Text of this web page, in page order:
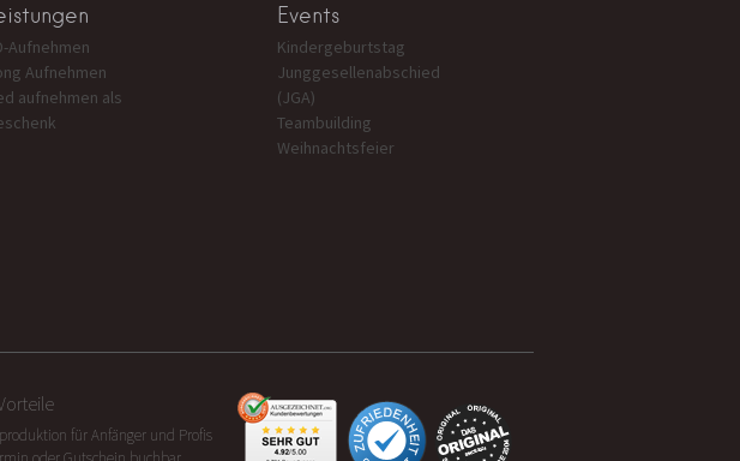
Aufnehmen
Aufnehmen
aufnehmen als
Events
Kindergeburtstag
Junggesellenabschied
(JGA)
Teambuilding
Weihnachtsfeier
für Anfänger und Profis